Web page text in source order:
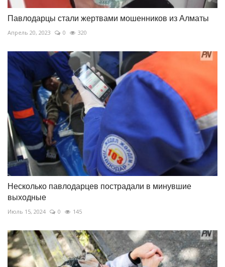
Павлодарцы стали жертвами мошенников из Алматы
Апрель 20, 2023 0 320
Несколько павлодарцев пострадали в минувшие
выходные
Июль 15, 2024 0 145